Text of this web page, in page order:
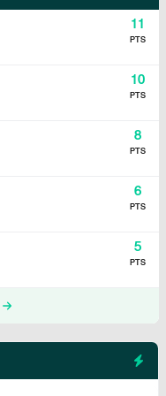
11
PTS
10
PTS
8
PTS
6
PTS
5
PTS